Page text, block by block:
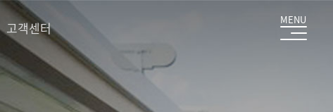
고객센터 MENU